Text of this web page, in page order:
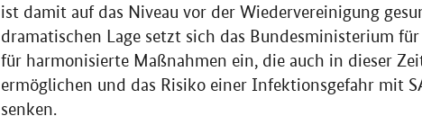
ist damit auf das Niveau vor der Wiedervereinigung
dramatischen Lage setzt sich das Bundesministerium
für harmonisierte Maßnahmen ein, die auch in dieser
ermöglichen und das Risiko einer Infektionsgefahr mit
senken.